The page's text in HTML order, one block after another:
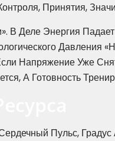
Принятия,
В Деле Энергия
Давления
Напряжение Уже
А Готовность
Пульс, Градус